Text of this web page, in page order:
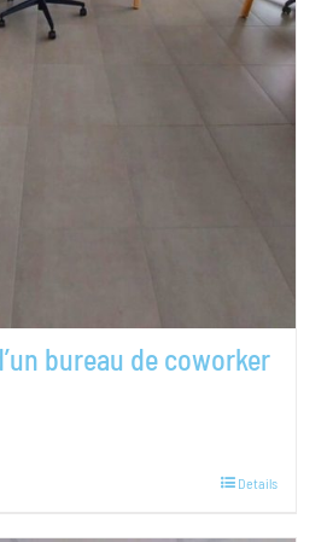
bureau de coworker
Details